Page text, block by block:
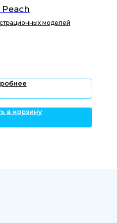
Peach
моделей
в корзину
соглашение